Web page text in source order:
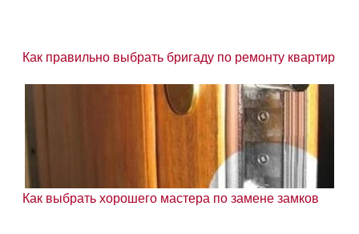
Как правильно выбрать бригаду по ремонту квартир
Как выбрать хорошего мастера по замене замков